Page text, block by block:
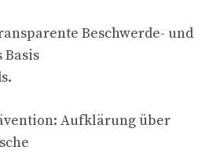
Beschwerde- und
Basis
Aufklärung über